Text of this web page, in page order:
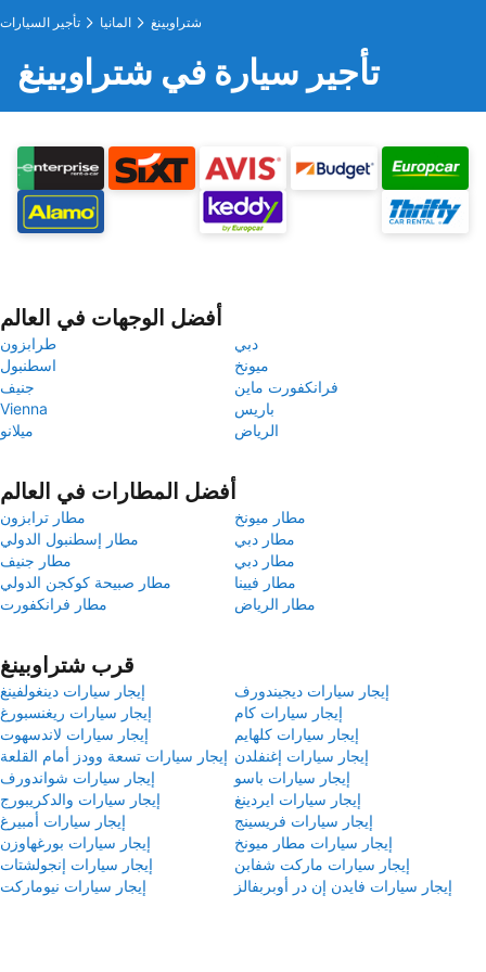
تأجير السيارات المانيا شتراوبينغ
تأجير سيارة في شتراوبينغ
أفضل الوجهات في العالم
طرابزون
دبي
اسطنبول
ميونخ
جنيف
فرانكفورت ماين
Vienna
باريس
ميلانو
الرياض
أفضل المطارات في العالم
مطار ترابزون
مطار ميونخ
مطار إسطنبول الدولي
مطار دبي
مطار جنيف
مطار دبي
مطار صبيحة كوكجن الدولي
مطار فيينا
مطار فرانكفورت
مطار الرياض
قرب شتراوبينغ
إيجار سيارات دينغولفينغ
إيجار سيارات ديجيندورف
إيجار سيارات ريغنسبورغ
إيجار سيارات كام
إيجار سيارات لاندسهوت
إيجار سيارات كلهايم
إيجار سيارات تسعة وودز أمام القلعة إيجار سيارات إغنفلدن
إيجار سيارات شواندورف
إيجار سيارات باسو
إيجار سيارات والدكريبورج
إيجار سيارات ايردينغ
إيجار سيارات أمبيرغ
إيجار سيارات فريسينج
إيجار سيارات بورغهاوزن
إيجار سيارات مطار ميونخ
إيجار سيارات إنجولشتات
إيجار سيارات ماركت شفابن
إيجار سيارات نيوماركت
إيجار سيارات فايدن إن در أوبربفالز